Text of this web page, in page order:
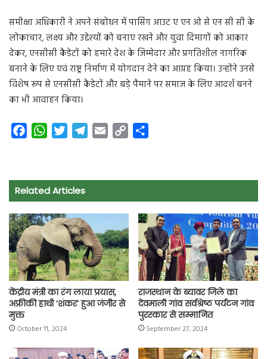
समीक्षा अधिकारी ने अपने संबोधन में पासिंग आउट ए एन ओ से एन सी सी के
लोकाचार, लक्ष्य और उ‌द्देश्यों को बनाए रखने और युवा दिमागों को आकार
देकर, एनसीसी कैडेटों को हमारे देश के जिम्मेदार और प्रगतिशील नागरिक
बनाने के लिए एवं राष्ट्र निर्माण में योगदान देने का आग्रह किया। उन्होंने उनसे
विशेष रूप से एनसीसी कैडेटों और बड़े पैमाने पर समाज के लिए आदर्श बनने
का भी आवाहन किया।
e
b
o
k
W
t
s
p
p
t
t
r
e
a
m
i
y
n
k
r
Related Articles
केंद्रीय मंत्री का रंग लाया प्रयास,
अफ्रीकी हाथी ‘शंकर’ हुआ जंजीर से
मुक्त
October 11, 2024
राजस्थान के ब्यावर जिले का
देवमाली गांव सर्वश्रेष्ठ पर्यटन गांव
पुरस्कार से सम्मानित
September 27, 2024